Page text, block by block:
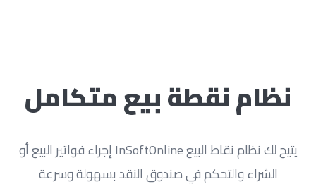
نظام نقطة بيع متكامل
يتيح لك نظام نقاط البيع InSoftOnline إجراء فواتير البيع أو
الشراء والتحكم في صندوق النقد بسهولة وسرعة